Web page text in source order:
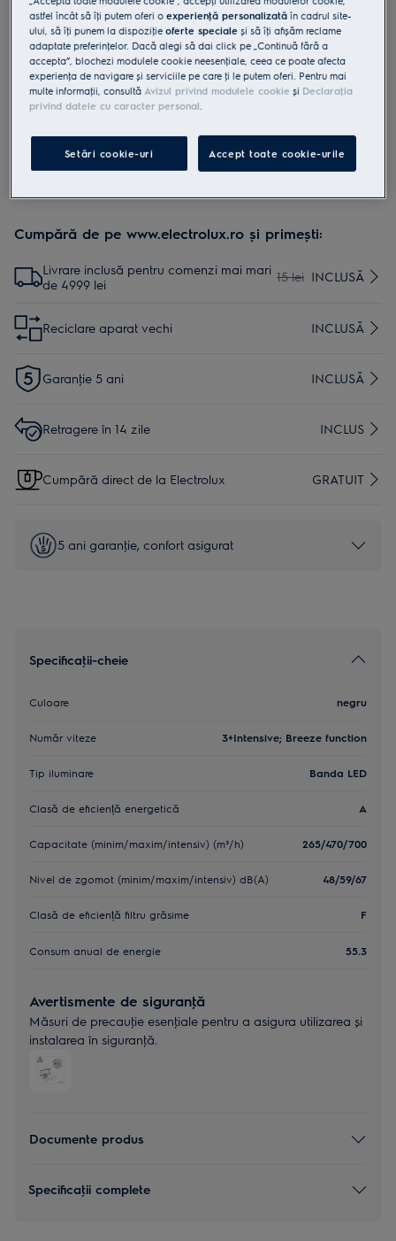
conform regulamentului UE 2023/988 sunt enumerate în
siguranţă a produsului, citește manualul de utilizare complet.
Cumpără de pe www.electrolux.ro și primești:
Livrare inclusă pentru comenzi mai mari
de 4999 lei
15 lei INCLUSĂ
Reciclare aparat vechi INCLUSĂ
Garanţie 5 ani INCLUSĂ
Retragere în 14 zile INCLUS
Cumpără direct de la Electrolux GRATUIT
5 ani garanţie, confort asigurat
Specificaţii-cheie
Culoare negru
Număr viteze 3+Intensive; Breeze function
Tip iluminare Banda LED
Clasă de eficiență energetică A
Capacitate (minim/maxim/intensiv) (m³/h) 265/470/700
Nivel de zgomot (minim/maxim/intensiv) dB(A) 48/59/67
Clasă de eficiență filtru grăsime F
Consum anual de energie 55.3
Avertismente de siguranţă
Măsuri de precauţie esenţiale pentru a asigura utilizarea și
instalarea în siguranţă.
Documente produs
Specificaţii complete
astfel încât să îţi putem oferi oexperienţă personalizată în cadrul site-
ului, să îţi punem la dispoziţieoferte speciale și să îţi afișăm reclame
adaptate preferinţelor. Dacă alegi să dai click pe „Continuă fără a
accepta”, blochezi modulele cookie neesenţiale, ceea ce poate afecta
experienţa de navigare și serviciile pe care ţi le putem oferi. Pentru mai
multe informaţii, consultă Avizul privind modulele cookie și Declaraţia
privind datele cu caracter personal.
Setări cookie-uri Accept toate cookie-urile